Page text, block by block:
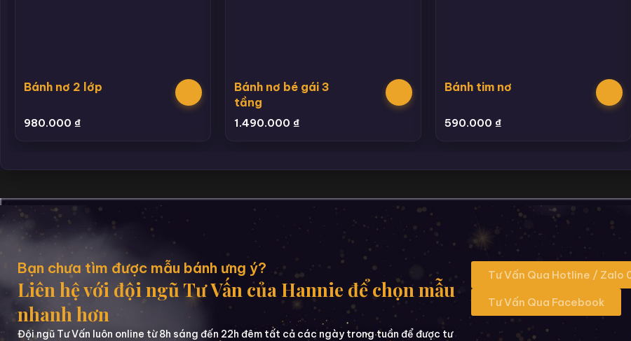
Bánh nơ 2 lớp
980.000 ₫
Bánh nơ bé gái 3
tầng
1.490.000 ₫
Bánh tim nơ
590.000 ₫
Bạn chưa tìm được mẫu bánh ưng ý?
Liên hệ với đội ngũ Tư Vấn của Hannie để chọn mẫu
nhanh hơn
Đội ngũ Tư Vấn luôn online từ 8h sáng đến 22h đêm tất cả các ngày trong tuần để được tư
Tư Vấn Qua Hotline / Zalo
Tư Vấn Qua Facebook